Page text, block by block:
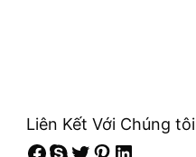
Liên Kết Với Chúng tôi